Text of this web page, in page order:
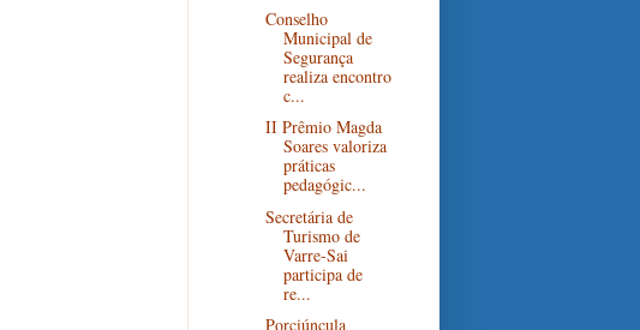
Conselho
Municipal de
Segurança
realiza encontro
c...
II Prêmio Magda
Soares valoriza
práticas
pedagógic...
Secretária de
Turismo de
Varre-Sai
participa de
re...
Porciúncula